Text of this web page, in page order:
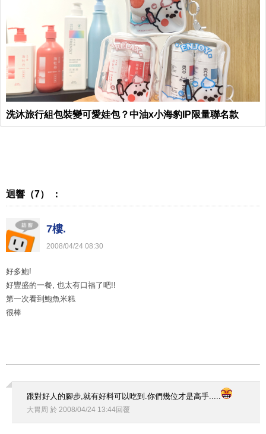
洗沐旅行組包裝變可愛娃包？中油x小海豹IP限量聯名款
迴響（7） ：
7樓.
2008/04/24 08:30
好多鮑!
好豐盛的一餐, 也太有口福了吧!!
第一次看到鮑魚米糕
很棒
跟對好人的腳步,就有好料可以吃到.你們幾位才是高手.....
大胃周 於 2008/04/24 13:44回覆